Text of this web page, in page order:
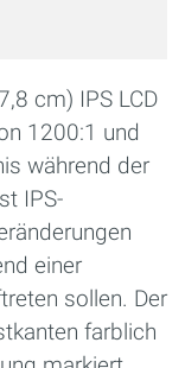
cm) IPS LCD
1200:1 und
während der
IPS-
einer
sollen. Der
farblich